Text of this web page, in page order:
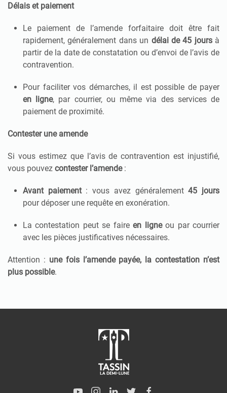
Délais et paiement
Le paiement de l’amende forfaitaire doit être fait
rapidement, généralement dans un délai de 45 joursà
partir de la date de constatation ou d’envoi de l’avis de
contravention.
Pour faciliter vos démarches, il est possible de payer
en ligne, par courrier, ou même via des services de
paiement de proximité.
Contester une amende
Si vous estimez que l’avis de contravention est injustifié,
vous pouvez contester l’amende:
Avant paiement: vous avez généralement45 jours
pour déposer une requête en exonération.
La contestation peut se faireen ligneou par courrier
avec les pièces justificatives nécessaires.
Attention : une fois l’amende payée, la contestation n’est
plus possible.